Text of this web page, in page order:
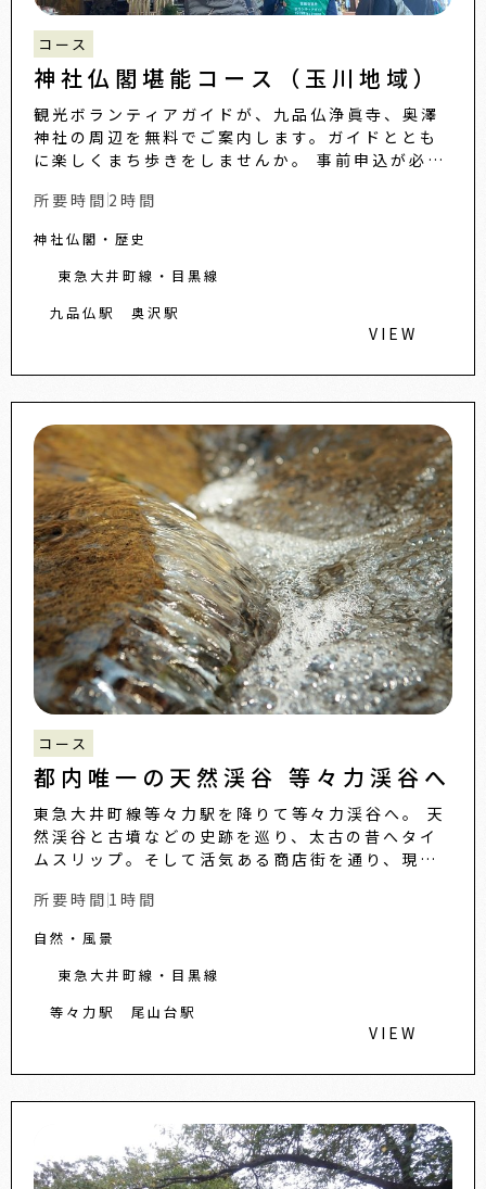
コース
神社仏閣堪能コース（玉川地域）
観光ボランティアガイドが、九品仏浄眞寺、奥澤
神社の周辺を無料でご案内します。ガイドととも
に楽しくまち歩きをしませんか。 事前申込が必要
をご覧ください。...
所要時間 2時間
神社仏閣・歴史
東急大井町線・目黒線
九品仏駅
奥沢駅
VIEW
コース
都内唯一の天然渓谷 等々力渓谷へ
東急大井町線等々力駅を降りて等々力渓谷へ。 天
然渓谷と古墳などの史跡を巡り、太古の昔へタイ
ムスリップ。そして活気ある商店街を通り、現在
所要時間 1時間
自然・風景
東急大井町線・目黒線
等々力駅
尾山台駅
VIEW